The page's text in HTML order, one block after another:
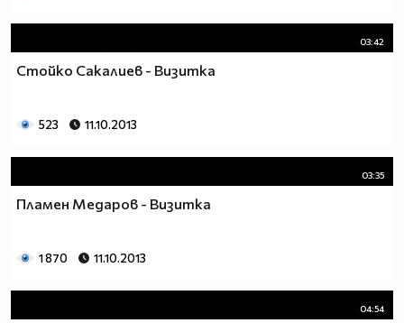
03:42
Стойко Сакалиев - Визитка
523 11.10.2013
03:35
Пламен Медаров - Визитка
1 870 11.10.2013
04:54